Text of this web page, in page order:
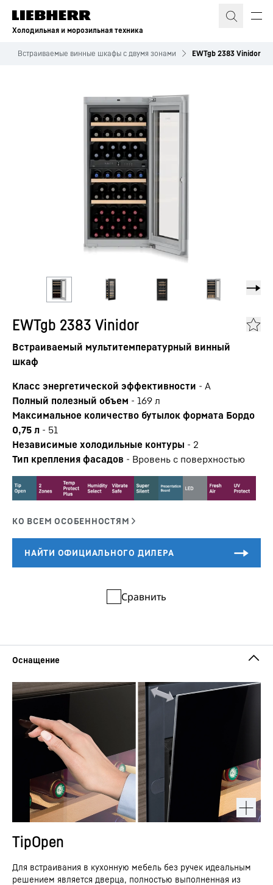
Холодильная и морозильная техника
Встраиваемые винные шкафы с двумя зонами EWTgb 2383 Vinidor
EWTgb 2383 Vinidor
Встраиваемый мультитемпературный винный
шкаф
Класс энергетической эффективности - A
Полный полезный объем - 169 л
Максимальное количество бутылок формата Бордо
0,75 л - 51
Независимые холодильные контуры - 2
Тип крепления фасадов - Вровень с поверхностью
Сравнить
TipOpen
Для встраивания в кухонную мебель без ручек идеальным
решением является дверца, полностью выполненная из